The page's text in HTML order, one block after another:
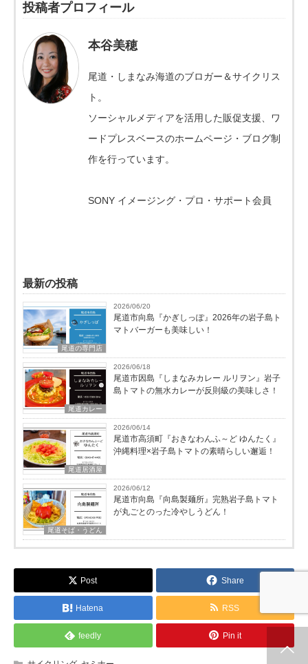
投稿者プロフィール
本谷美穂
尾道・しまなみ海道のブロガー＆サイクリス
ト。
ソーシャルメディアを活用した販促支援、ワ
ードプレスベースのホームページ・ブログ制
作を行っています。
SONY イメージング・プロ・サポート会員
最新の投稿
尾道の専門店
2026/06/20
尾道市向島『かぎしっぽ』2026年の岩子島ト
マトバーガーも美味しい！
尾道カレー
2026/06/18
尾道市因島『しまなみカレー ルリヲン』岩子
島トマトの無水カレーが反則級の美味しさ！
尾道居酒屋
2026/06/14
尾道市高須町『おきなわんふ～ど ゆんたく』
沖縄料理×岩子島トマトの素晴らしい邂逅！
尾道そば・うどん
2026/06/12
尾道市向島『向島製麺所』完熟岩子島トマト
が丸ごとのった冷やしうどん！
Post Share
Hatena RSS
feedly Pin it
お問合せ